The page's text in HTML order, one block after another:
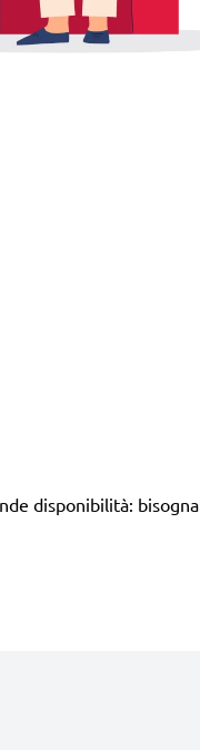
disponibilità: bisogna